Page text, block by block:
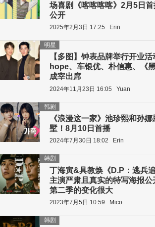
场喜剧《喀喀喀喀》2月5日
公开
2025年2月3日 17:25 Erin
【多图】钟表品牌举行开业
hope、车银优、朴信惠、《
成宰出席
明星
2024年11月23日 16:05 Yuan
《浪漫这一家》池珍熙和孙
墅！8月10日首播
韩剧
2024年7月30日 18:02 Erin
丁海寅&具教焕《D.P：逃兵
主演严肃且真实的特写海报公
第二季的变化很大
韩剧
2023年7月5日 10:59 Mico
韩剧